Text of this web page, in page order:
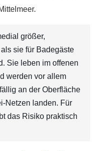
größer,
sie für Badegäste
Sie leben im offenen
werden vor allem
an der Oberfläche
Netzen landen. Für
das Risiko praktisch